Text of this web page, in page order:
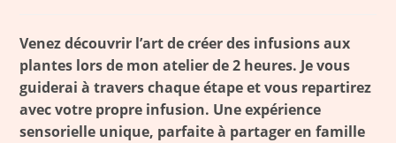
Venez découvrir l’art de créer des infusions aux
plantes lors de mon atelier de 2 heures. Je vous
guiderai à travers chaque étape et vous repartirez
avec votre propre infusion. Une expérience
sensorielle unique, parfaite à partager en famille